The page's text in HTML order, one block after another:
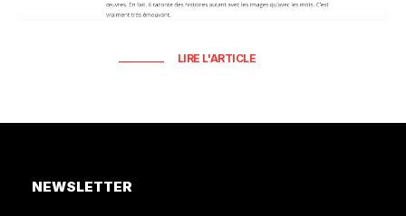
LIRE L'ARTICLE
NEWSLETTER